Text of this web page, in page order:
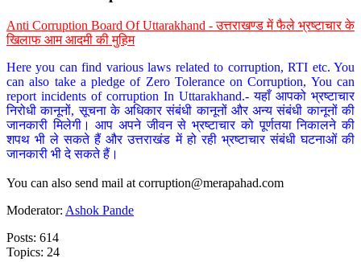
Anti Corruption Board Of Uttarakhand - उत्तराखण्ड में फैले भ्रष्टाचार के
खिलाफ आम आदमी की मुहिम
Here you can find various laws related to corruption, RTI etc. You
can also take a pledge of Zero Tolerance on Corruption, You can
report incidents of corruption In Uttarakhand.- यहाँ आपको भ्रष्टाचार
निरोधी कानूनों, सूचना के अधिकार संबंधी कानूनों और अन्य संबंधी कानूनों की
जानकारी मिलेगी। आप अपने जीवन से भ्रष्टाचार को पूर्णतया निकालने की
शपथ भी ले सकते हैं और उत्तराखंड में हो रही भ्रष्टाचार संबंधी घटनाओं की
जानकारी भी दे सकते हैं।
You can also send mail at corruption@merapahad.com
Moderator: Ashok Pande
Posts: 614
Topics: 24